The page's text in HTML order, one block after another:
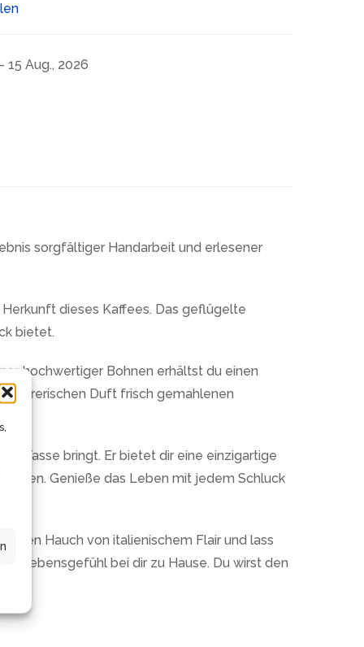
15 Aug., 2026
sorgfältiger Handarbeit und erlesener
dieses Kaffees. Das geflügelte
bietet.
hochwertiger Bohnen erhältst du einen
Duft frisch gemahlenen
Tasse bringt. Er bietet dir eine einzigartige
Genieße das Leben mit jedem Schluck
Hauch von italienischem Flair und lass
Lebensgefühl bei dir zu Hause. Du wirst den